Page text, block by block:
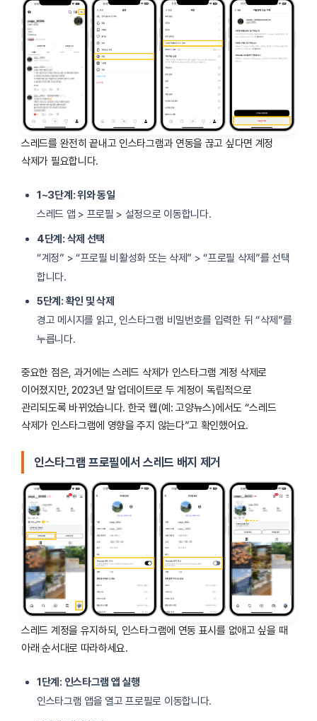
스레드를 완전히 끝내고 인스타그램과 연동을 끊고 싶다면 계정
삭제가 필요합니다.
1~3단계: 위와 동일
스레드 앱 > 프로필 > 설정으로 이동합니다.
4단계: 삭제 선택
“계정” > “프로필 비활성화 또는 삭제” > “프로필 삭제”를 선택
합니다.
5단계: 확인 및 삭제
경고 메시지를 읽고, 인스타그램 비밀번호를 입력한 뒤 “삭제”를
누릅니다.
중요한 점은, 과거에는 스레드 삭제가 인스타그램 계정 삭제로
이어졌지만, 2023년 말 업데이트로 두 계정이 독립적으로
관리되도록 바뀌었습니다. 한국 웹(예: 고양뉴스)에서도 “스레드
삭제가 인스타그램에 영향을 주지 않는다”고 확인했어요.
인스타그램 프로필에서 스레드 배지 제거
스레드 계정을 유지하되, 인스타그램에 연동 표시를 없애고 싶을 때
아래 순서대로 따라하세요.
1단계: 인스타그램 앱 실행
인스타그램 앱을 열고 프로필로 이동합니다.